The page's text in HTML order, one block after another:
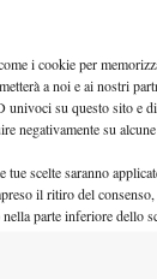
i cookie per
a noi e ai nostri
univoci su questo sito e
negativamente su alcune
scelte saranno
il ritiro del
parte inferiore dello
e il
in